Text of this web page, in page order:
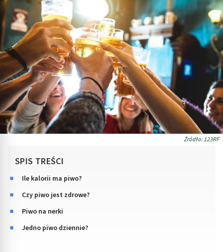
Źródło: 123RF
SPIS TREŚCI
Ile kalorii ma piwo?
Czy piwo jest zdrowe?
Piwo na nerki
Jedno piwo dziennie?